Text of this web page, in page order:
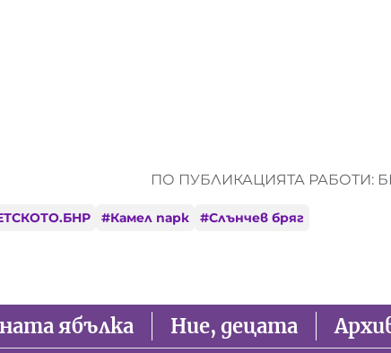
ПО ПУБЛИКАЦИЯТА РАБОТИ:
#Камел парк #Слънчев бряг
ябълка Ние, децата